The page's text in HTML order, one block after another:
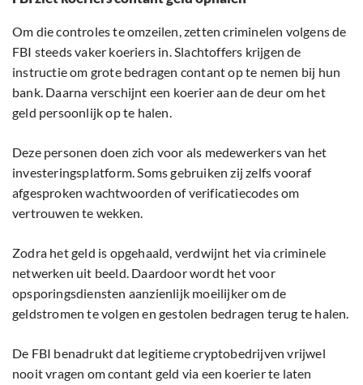
Om die controles te omzeilen, zetten criminelen volgens de
FBI steeds vaker koeriers in. Slachtoffers krijgen de
instructie om grote bedragen contant op te nemen bij hun
bank. Daarna verschijnt een koerier aan de deur om het
geld persoonlijk op te halen.
Deze personen doen zich voor als medewerkers van het
investeringsplatform. Soms gebruiken zij zelfs vooraf
afgesproken wachtwoorden of verificatiecodes om
vertrouwen te wekken.
Zodra het geld is opgehaald, verdwijnt het via criminele
netwerken uit beeld. Daardoor wordt het voor
opsporingsdiensten aanzienlijk moeilijker om de
geldstromen te volgen en gestolen bedragen terug te halen.
De FBI benadrukt dat legitieme cryptobedrijven vrijwel
nooit vragen om contant geld via een koerier te laten